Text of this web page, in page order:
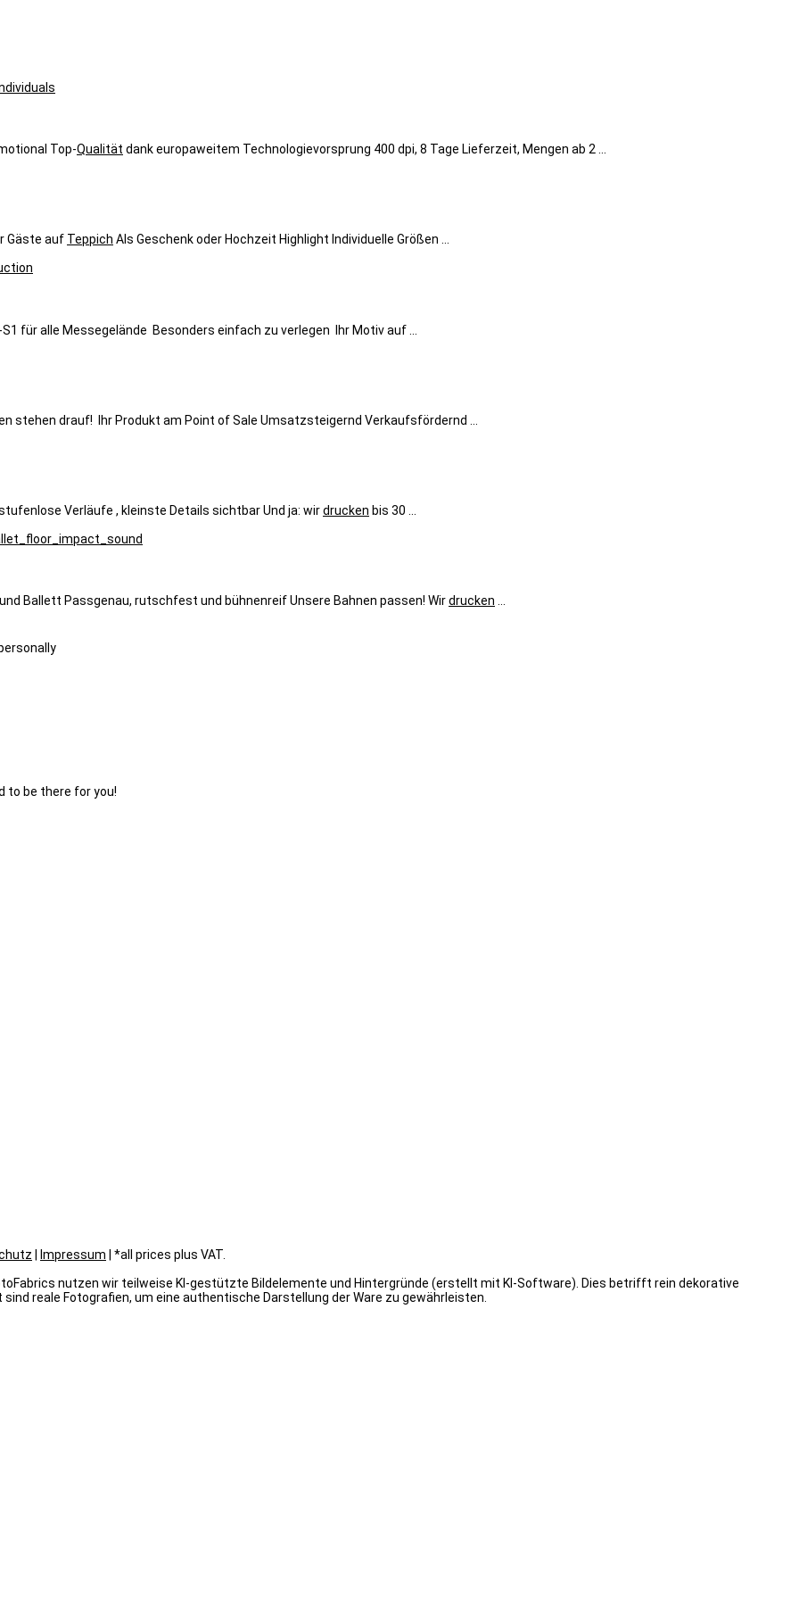
Top-Qualität dank europaweitem Technologievorsprung 400 dpi, 8 Tage Lieferzeit, Mengen ab 2 ...
Gäste auf Teppich Als Geschenk oder Hochzeit Highlight Individuelle Größen ...
für alle Messegelände Besonders einfach zu verlegen Ihr Motiv auf ...
stehen drauf! Ihr Produkt am Point of Sale Umsatzsteigernd Verkaufsfördernd ...
Verläufe , kleinste Details sichtbar Und ja: wirdrucken bis 30 ...
Ballett Passgenau, rutschfest und bühnenreif Unsere Bahnen passen! Wirdrucken ...
to be there for you!
Impressum | *all prices plus VAT.
nutzen wir teilweise KI-gestützte Bildelemente und Hintergründe (erstellt mit KI-Software). Dies betrifft rein dekorative
reale Fotografien, um eine authentische Darstellung der Ware zu gewährleisten.